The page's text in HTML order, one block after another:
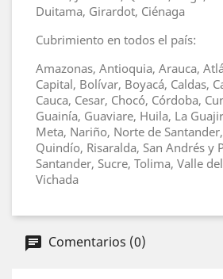
Duitama, Girardot, Ciénaga
Cubrimiento en todos el país:
Amazonas, Antioquia, Arauca,
Capital, Bolívar, Boyacá, Caldas,
Cauca, Cesar, Chocó, Córdoba,
Guainía, Guaviare, Huila, La
Meta, Nariño, Norte de
Quindío, Risaralda, San Andrés y
Santander, Sucre, Tolima, Valle
Vichada
Comentarios (0)